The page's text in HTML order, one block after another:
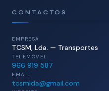
CONTACTOS
EMPRESA
TCSM, Lda. — Transportes
TELEMÓVEL
966 919 587
EMAIL
tcsmlda@gmail.com